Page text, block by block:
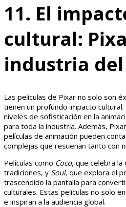
11. El
cultural:
industria
Las películas de Pixar no solo son
tienen un profundo impacto
niveles de sofisticación en la
para toda la industria. Además,
películas de animación pueden
complejas que resuenan tanto con
Películas como Coco, que celebra la
tradiciones, y Soul, que explora el
trascendido la pantalla para
culturales. Estas películas no solo
e inspiran a la audiencia global.